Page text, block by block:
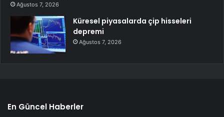
Ağustos 7, 2026
Küresel piyasalarda çip hisseleri
depremi
Ağustos 7, 2026
En Güncel Haberler